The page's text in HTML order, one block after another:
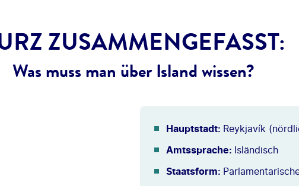
ZUSAMMENGEFASST:
Was muss man über Island wissen?
Hauptstadt: Reykjavík
Amtssprache: Isländisch
Staatsform: